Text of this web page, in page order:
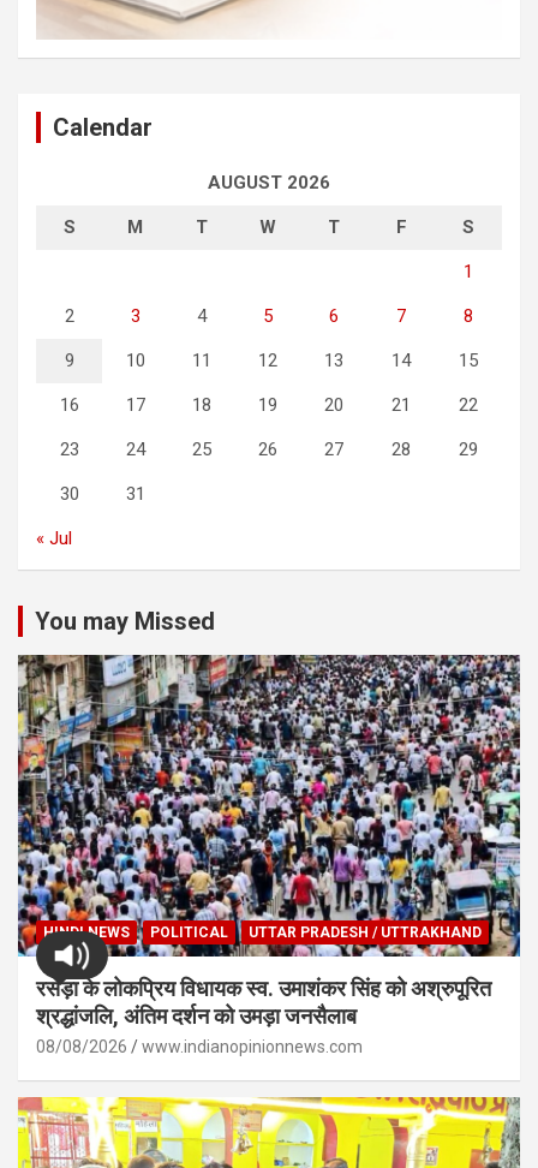
Calendar
AUGUST 2026
S M T W T F S
1
2 3 4 5 6 7 8
9 10 11 12 13 14 15
16 17 18 19 20 21 22
23 24 25 26 27 28 29
30 31
« Jul
You may Missed
HINDI NEWS POLITICAL UTTAR PRADESH / UTTRAKHAND
रसड़ा के लोकप्रिय विधायक स्व. उमाशंकर सिंह को अश्रुपूरित
श्रद्धांजलि, अंतिम दर्शन को उमड़ा जनसैलाब
08/08/2026 www.indianopinionnews.com